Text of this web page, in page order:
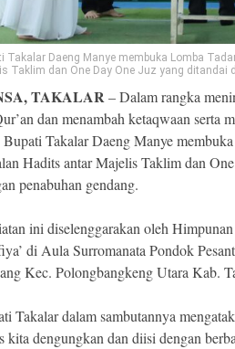
Takalar Daeng Manye membuka Lomba
Taklim dan One Day One Juz yang ditandai
TAKALAR– Dalam rangka
dan menambah ketaqwaan serta
Takalar Daeng Manye
Hadits antar Majelis Taklim dan
penabuhan gendang.
ini diselenggarakan oleh
di Aula Surromanata Pondok
Kec. Polongbangkeng Utara Kab.
Takalar dalam sambutannya
kita dengungkan dan diisi dengan